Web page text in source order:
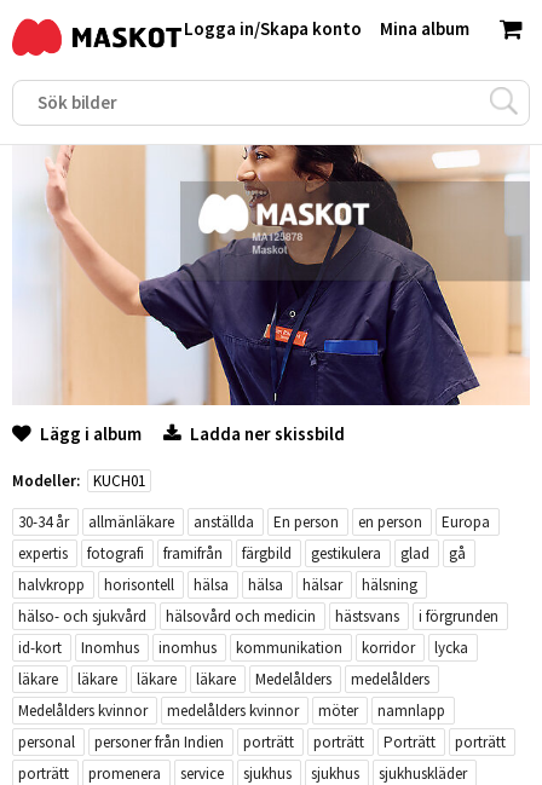
Mina album
Logga in/Skapa konto
Lägg i album Ladda ner skissbild
Modeller:
KUCH01
30-34 år
allmänläkare anställda En person en person
Europa
expertis
fotografi framifrån färgbild gestikulera glad
gå
halvkropp
horisontell hälsa hälsa hälsar
hälsning
hälso- och sjukvård
hälsovård och medicin hästsvans
i förgrunden
id-kort
Inomhus inomhus kommunikation korridor
lycka
läkare
läkare läkare läkare Medelålders
medelålders
Medelålders kvinnor
medelålders kvinnor möter
namnlapp
personal
personer från Indien porträtt porträtt Porträtt
porträtt
porträtt
promenera service sjukhus sjukhus
sjukhuskläder